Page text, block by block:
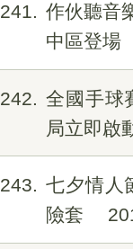
241
作伙聽音
中區登場
242
全國手球
局立即啟
243
七夕情人
險套